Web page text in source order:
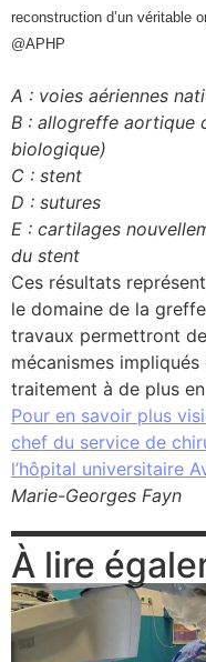
reconstruction d’un véritable
@APHP
A : voies aériennes
B : allogreffe aortique
biologique)
C : stent
D : sutures
E : cartilages
du stent
Ces résultats
le domaine de la
travaux permettront
mécanismes
traitement à de plus
Pour en savoir plus
chef du service de
l’hôpital universitaire
Marie-Georges Fayn
À lire